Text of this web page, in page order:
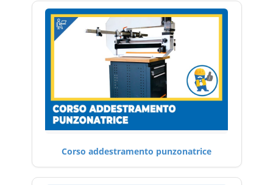
Corso addestramento punzonatrice